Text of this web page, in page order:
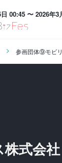
00:45 〜 2026年3
参画団体⑨モビ
式会社